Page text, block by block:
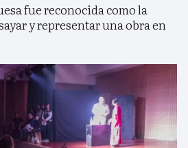
fue reconocida como la
y representar una obra en